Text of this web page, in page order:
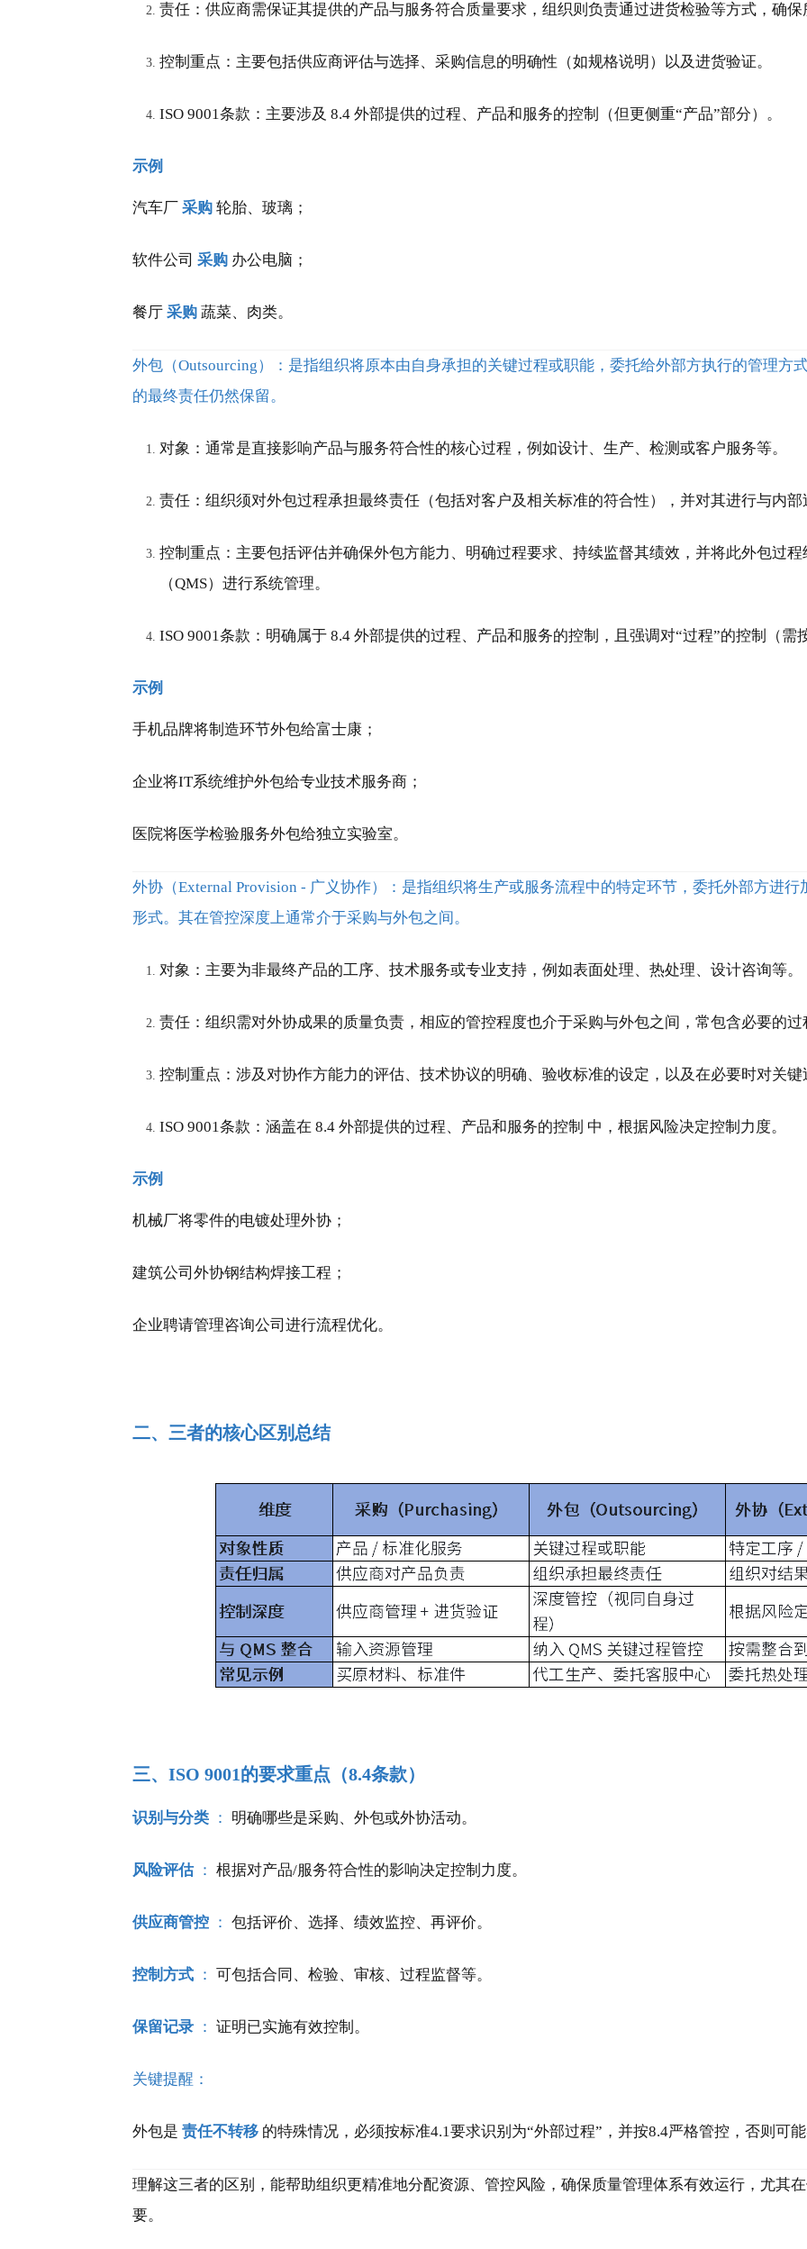
责任：供应商需保证其提供的产品与服务符合质量要求，组织则负责通过进货检验等方式，确保
控制重点：主要包括供应商评估与选择、采购信息的明确性（如规格说明）以及进货验证。
ISO 9001条款：主要涉及 8.4 外部提供的过程、产品和服务的控制（但更侧重“产品”部分）。
示例
汽车厂 采购 轮胎、玻璃；
软件公司 采购 办公电脑；
餐厅 采购 蔬菜、肉类。
外包（Outsourcing）：是指组织将原本由自身承担的关键过程或职能，委托给外部方执行的管理方
的最终责任仍然保留。
对象：通常是直接影响产品与服务符合性的核心过程，例如设计、生产、检测或客户服务等。
责任：组织须对外包过程承担最终责任（包括对客户及相关标准的符合性），并对其进行与内部
控制重点：主要包括评估并确保外包方能力、明确过程要求、持续监督其绩效，并将此外包过
（QMS）进行系统管理。
ISO 9001条款：明确属于 8.4 外部提供的过程、产品和服务的控制，且强调对“过程”的控制（需
示例
手机品牌将制造环节外包给富士康；
企业将IT系统维护外包给专业技术服务商；
医院将医学检验服务外包给独立实验室。
外协（External Provision - 广义协作）：是指组织将生产或服务流程中的特定环节，委托外部方进
形式。其在管控深度上通常介于采购与外包之间。
对象：主要为非最终产品的工序、技术服务或专业支持，例如表面处理、热处理、设计咨询等。
责任：组织需对外协成果的质量负责，相应的管控程度也介于采购与外包之间，常包含必要的过
控制重点：涉及对协作方能力的评估、技术协议的明确、验收标准的设定，以及在必要时对关键
ISO 9001条款：涵盖在 8.4 外部提供的过程、产品和服务的控制 中，根据风险决定控制力度。
示例
机械厂将零件的电镀处理外协；
建筑公司外协钢结构焊接工程；
企业聘请管理咨询公司进行流程优化。
二、三者的核心区别总结
三、ISO 9001的要求重点（8.4条款）
识别与分类 ： 明确哪些是采购、外包或外协活动。
风险评估： 根据对产品/服务符合性的影响决定控制力度。
供应商管控 ： 包括评价、选择、绩效监控、再评价。
控制方式 ： 可包括合同、检验、审核、过程监督等。
保留记录 ： 证明已实施有效控制。
关键提醒：
外包是 责任不转移 的特殊情况，必须按标准4.1要求识别为“外部过程”，并按8.4严格管控，否则可
理解这三者的区别，能帮助组织更精准地分配资源、管控风险，确保质量管理体系有效运行，尤其
要。